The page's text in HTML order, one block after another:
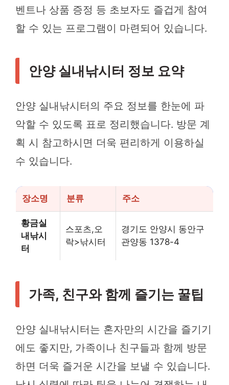
벤트나 상품 증정 등 초보자도 즐겁게 참여
할 수 있는 프로그램이 마련되어 있습니다.
안양 실내낚시터 정보 요약
안양 실내낚시터의 주요 정보를 한눈에 파
악할 수 있도록 표로 정리했습니다. 방문 계
획 시 참고하시면 더욱 편리하게 이용하실
수 있습니다.
장소명 분류 주소
황금실
내낚시
터
스포츠,오
락>낚시터
경기도 안양시 동안구
관양동 1378-4
가족, 친구와 함께 즐기는 꿀팁
안양 실내낚시터는 혼자만의 시간을 즐기기
에도 좋지만, 가족이나 친구들과 함께 방문
하면 더욱 즐거운 시간을 보낼 수 있습니다.